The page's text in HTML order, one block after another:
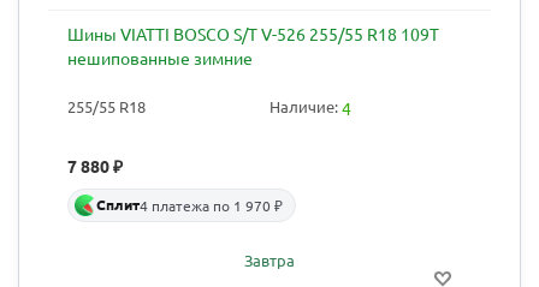
Шины VIATTI BOSCO S/T V-526 255/55 R18 109T
нешипованные зимние
255/55 R18 Наличие:4
7 880₽
Сплит4 платежа по 1 970 ₽
Завтра